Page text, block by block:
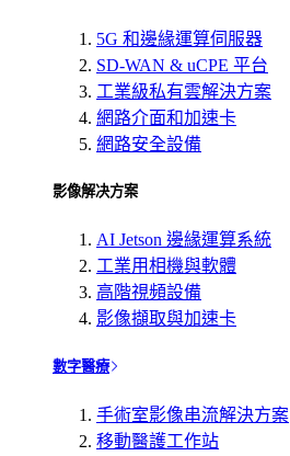
5G 和邊緣運算伺服器
SD-WAN & uCPE 平台
工業級私有雲解決方案
網路介面和加速卡
網路安全設備
影像解决方案
AI Jetson 邊緣運算系統
工業用相機與軟體
高階視頻設備
影像擷取與加速卡
數字醫療
手術室影像串流解決方案
移動醫護工作站